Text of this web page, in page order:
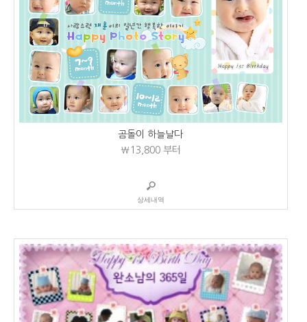
곰돌이 하늘날다
₩13,800부터
상세내역